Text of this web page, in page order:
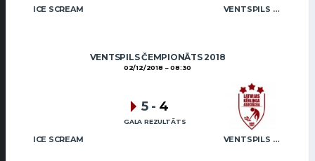
ICE SCREAM VENTSPILS NOVADS
VENTSPILS ČEMPIONĀTS 2018
02/12/2018 08:30
ICE SCREAM VENTSPILS NOVADS
5 - 4
GALA REZULTĀTS